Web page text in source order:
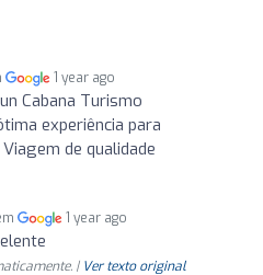
1 year ago
Cabana Turismo
experiência para
de qualidade
1 year ago
| Ver texto original